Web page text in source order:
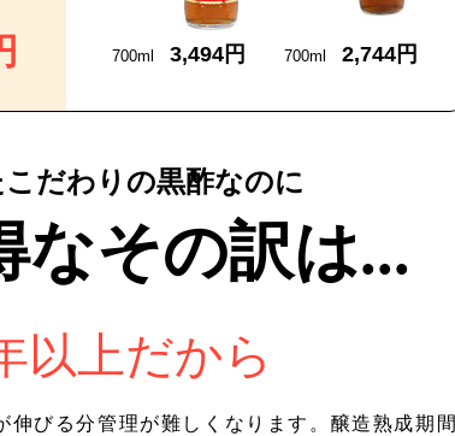
700ml 3,494円 700ml 2,744円
だわりの黒酢なのに
なその訳は...
以上だから
びる分管理が難しくなります。醸造熟成期間